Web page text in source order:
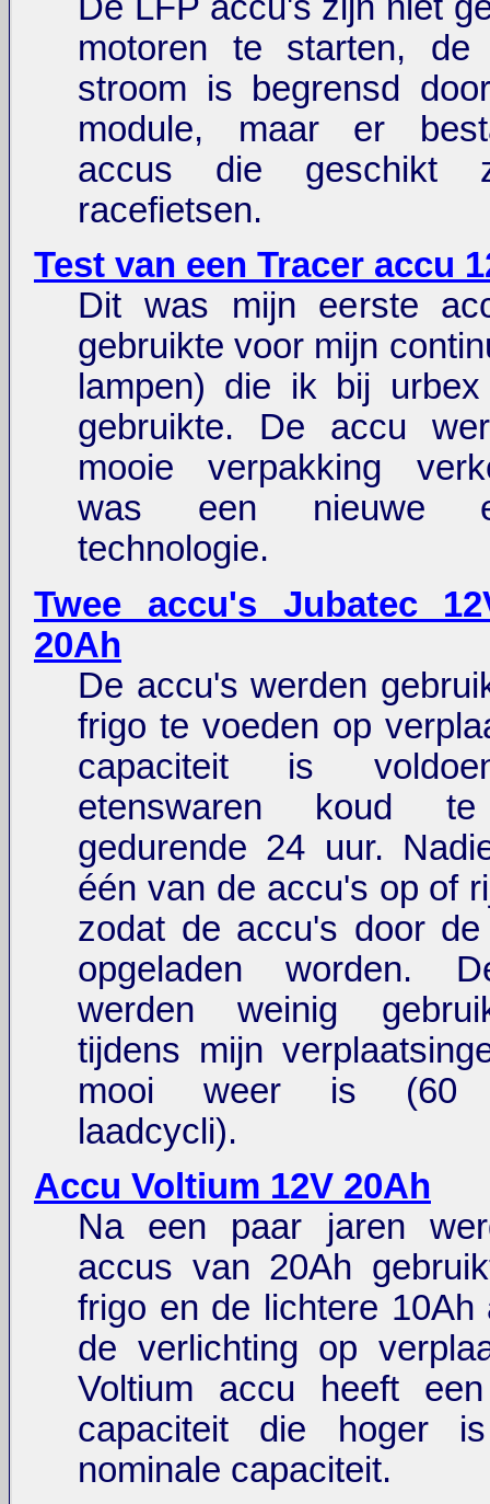
motoren te starten, de
stroom is begrensd
module, maar er
accus die geschikt
racefietsen.
Test van een Tracer accu
Dit was mijn eerste
gebruikte voor mijn
lampen) die ik bij urbex
gebruikte. De accu
mooie verpakking
was een nieuwe
technologie.
Twee accu's Jubatec
20Ah
De accu's werden
frigo te voeden op
capaciteit is
etenswaren koud
gedurende 24 uur.
één van de accu's op of
zodat de accu's door de
opgeladen worden.
werden weinig
tijdens mijn
mooi weer is (60
laadcycli).
Accu Voltium 12V 20Ah
Na een paar jaren
accus van 20Ah
frigo en de lichtere 10Ah
de verlichting op
Voltium accu heeft
capaciteit die hoger
nominale capaciteit.